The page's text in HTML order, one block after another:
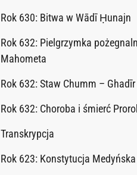
Rok 630: Bitwa w Wādī Ḥunajn
Rok 632: Pielgrzymka
Mahometa
Rok 632: Staw Chumm –
Rok 632: Choroba i śmierć
Transkrypcja
Rok 623: Konstytucja Medyńska